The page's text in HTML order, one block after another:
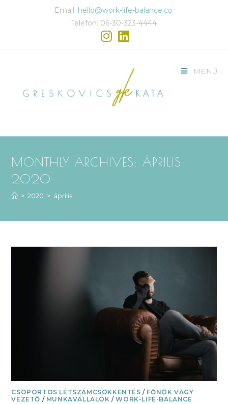
Email: hello@work-life-balance.co
Telefon: 06-30-323-4444
MENÜ
MONTHLY ARCHIVES: ÁPRILIS
2020
> 2020 > április
CSOPORTOS LÉTSZÁMCSÖKKENTÉS / FŐNÖK VAGY
VEZETŐ / MUNKAVÁLLALÓK /WORK-LIFE-BALANCE